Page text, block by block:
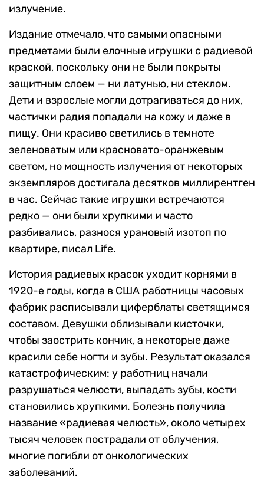
излучение.
Издание отмечало, что самыми опасными
предметами были елочные игрушки с радиевой
краской, поскольку они не были покрыты
защитным слоем — ни латунью, ни стеклом.
Дети и взрослые могли дотрагиваться до них,
частички радия попадали на кожу и даже в
пищу. Они красиво светились в темноте
зеленоватым или красновато-оранжевым
светом, но мощность излучения от некоторых
экземпляров достигала десятков миллирентген
в час. Сейчас такие игрушки встречаются
редко — они были хрупкими и часто
разбивались, разнося урановый изотоп по
квартире, писал Life.
История радиевых красок уходит корнями в
1920-е годы, когда в США работницы часовых
фабрик расписывали циферблаты светящимся
составом. Девушки облизывали кисточки,
чтобы заострить кончик, а некоторые даже
красили себе ногти и зубы. Результат оказался
катастрофическим: у работниц начали
разрушаться челюсти, выпадать зубы, кости
становились хрупкими. Болезнь получила
название «радиевая челюсть», около четырех
тысяч человек пострадали от облучения,
многие погибли от онкологических
заболеваний.